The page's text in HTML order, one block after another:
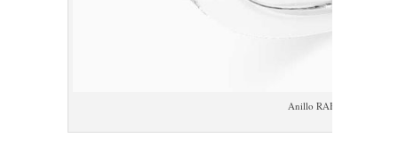
Anillo RABAT Diamond